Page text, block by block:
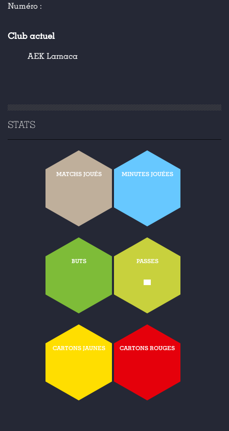
Numéro :
Club actuel
AEK Larnaca
STATS
MATCHS JOUÉS MINUTES JOUÉES
BUTS PASSES
-
CARTONS JAUNES CARTONS ROUGES